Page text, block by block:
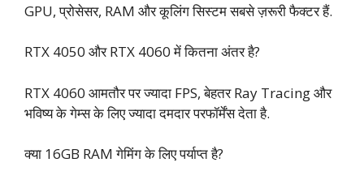
GPU, प्रोसेसर, RAM और कूलिंग सिस्टम सबसे ज़रूरी फैक्टर हैं.
RTX 4050 और RTX 4060 में कितना अंतर है?
RTX 4060 आमतौर पर ज्यादा FPS, बेहतर Ray Tracing और
भविष्य के गेम्स के लिए ज्यादा दमदार परफॉर्मेंस देता है.
क्या 16GB RAM गेमिंग के लिए पर्याप्त है?